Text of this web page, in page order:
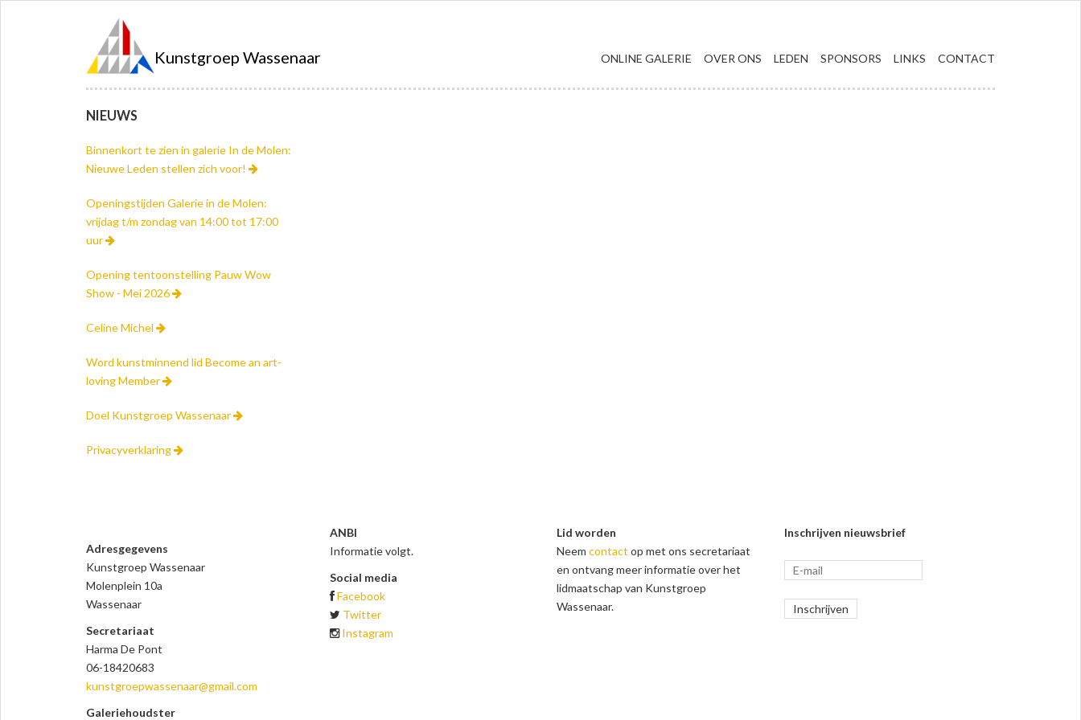
Kunstgroep Wassenaar ONLINE GALERIE OVER ONS LEDEN SPONSORS LINKS CONTACT
NIEUWS
Binnenkort te zien in galerie In de Molen:
Nieuwe Leden stellen zich voor!
Openingstijden Galerie in de Molen:
vrijdag t/m zondag van 14:00 tot 17:00
uur
Opening tentoonstelling Pauw Wow
Show - Mei 2026
Celine Michel
Word kunstminnend lid Become an art-
loving Member
Doel Kunstgroep Wassenaar
Privacyverklaring
Adresgegevens
Kunstgroep Wassenaar
Molenplein 10a
Wassenaar
Secretariaat
Harma De Pont
06-18420683
kunstgroepwassenaar@gmail.com
Galeriehoudster
ANBI
Informatie volgt.
Social media
Facebook
Twitter
Instagram
Lid worden
Neem contact op met ons secretariaat
en ontvang meer informatie over het
lidmaatschap van Kunstgroep
Wassenaar.
Inschrijven nieuwsbrief